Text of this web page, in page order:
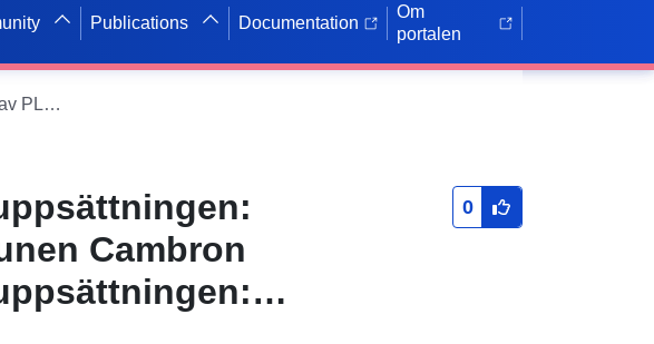
Publications Documentation
Om
portalen
Kartvisningstjänst (WMS) för datauppsättningen: Linjär förskrivning av PLU i kommunen Cambron Kartvisningstjänst (WMS) för datauppsättningen: Linjär förskrivning av PLU i kommunen Cambron Kartvisningstjänst (WMS) för datauppsättningen: Linjär förskrivning av PLU i kommunen Cambron
Cambron
0